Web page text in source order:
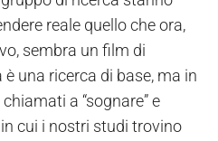
reale quello che ora,
sembra un film di
una ricerca di base, ma in
a “sognare” e
cui i nostri studi trovino